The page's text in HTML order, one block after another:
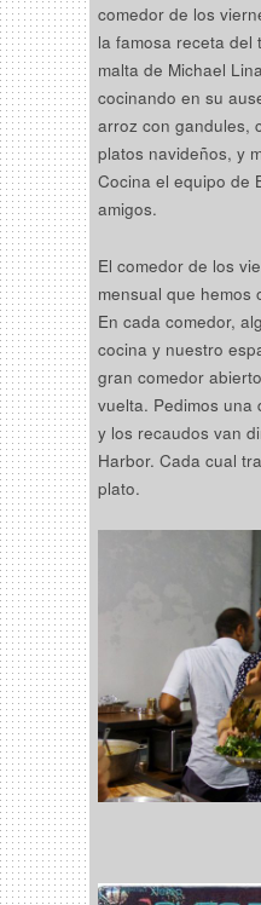
comedor de los
la famosa receta del
malta de Michael
cocinando en su
arroz con gandules,
platos navideños, y
Cocina el equipo de
amigos.
El comedor de los
mensual que hemos
En cada comedor,
cocina y nuestro
gran comedor
vuelta. Pedimos una
y los recaudos van
Harbor. Cada cual
plato.